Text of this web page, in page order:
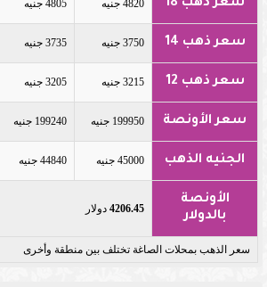
سعر ذهب 18 4820 جنيه 4805 جنيه
سعر ذهب 14 3750 جنيه 3735 جنيه
سعر ذهب 12 3215 جنيه 3205 جنيه
سعر الأونصة 199950 جنيه 199240 جنيه
الجنيه الذهب 45000 جنيه 44840 جنيه
الأونصة
بالدولار
4206.45 دولار
سعر الذهب بمحلات الصاغة تختلف بين منطقة وأخرى